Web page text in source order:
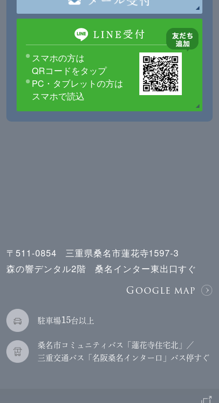
スマホの方は
QRコードをタップ
PC・タブレットの方は
スマホで読込
〒511-0854 三重県桑名市蓮花寺1597-3
森の響デンタル2階 桑名インター東出口すぐ
Google map
駐車場15台以上
桑名市コミュニティバス「蓮花寺住宅北」／
三重交通バス「名阪桑名インター口」バス停すぐ